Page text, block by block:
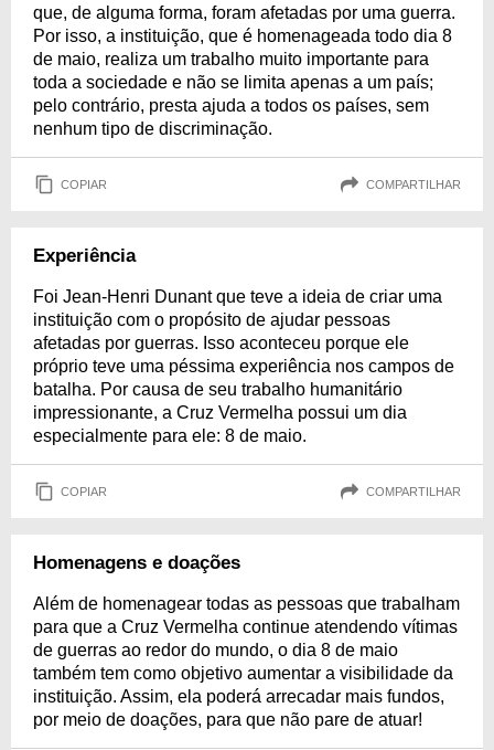
que, de alguma forma, foram afetadas por uma guerra.
Por isso, a instituição, que é homenageada todo dia 8
de maio, realiza um trabalho muito importante para
toda a sociedade e não se limita apenas a um país;
pelo contrário, presta ajuda a todos os países, sem
nenhum tipo de discriminação.
COPIAR COMPARTILHAR
Experiência
Foi Jean-Henri Dunant que teve a ideia de criar uma
instituição com o propósito de ajudar pessoas
afetadas por guerras. Isso aconteceu porque ele
próprio teve uma péssima experiência nos campos de
batalha. Por causa de seu trabalho humanitário
impressionante, a Cruz Vermelha possui um dia
especialmente para ele: 8 de maio.
COPIAR COMPARTILHAR
Homenagens e doações
Além de homenagear todas as pessoas que trabalham
para que a Cruz Vermelha continue atendendo vítimas
de guerras ao redor do mundo, o dia 8 de maio
também tem como objetivo aumentar a visibilidade da
instituição. Assim, ela poderá arrecadar mais fundos,
por meio de doações, para que não pare de atuar!